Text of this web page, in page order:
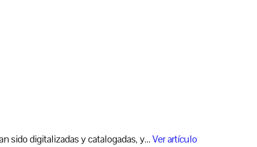
sido digitalizadas y catalogadas, y...Ver artículo